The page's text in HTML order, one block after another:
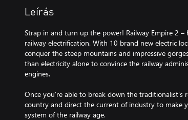
Leírás
Strap in and turn up the power! Railway Empire 2
railway electrification. With 10 brand new electric
conquer the steep mountains and impressive
than electricity alone to convince the railway
engines.
Once you’re able to break down the
country and direct the current of industry to make
system of the railway age.